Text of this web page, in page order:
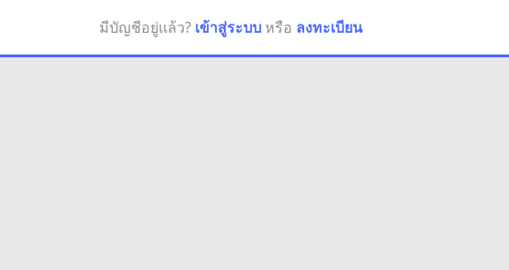
มีบัญชีอยู่แล้ว? เข้าสู่ระบบ หรือ ลงทะเบียน